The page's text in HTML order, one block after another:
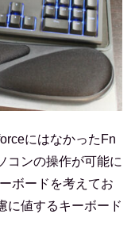
にはなかったFn
コンの操作が可能に
ボードを考えてお
に値するキーボード